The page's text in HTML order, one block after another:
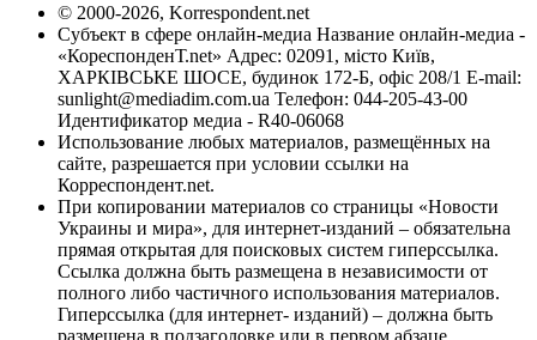
© 2000-2026, Korrespondent.net
Субъект в сфере онлайн-медиа Название онлайн-медиа -
«КореспонденТ.net» Адрес: 02091, місто Київ,
ХАРКІВСЬКЕ ШОСЕ, будинок 172-Б, офіс 208/1 E-mail:
sunlight@mediadim.com.ua Телефон: 044-205-43-00
Идентификатор медиа - R40-06068
Использование любых материалов, размещённых на
сайте, разрешается при условии ссылки на
Корреспондент.net.
При копировании материалов со страницы «Новости
Украины и мира», для интернет-изданий – обязательна
прямая открытая для поисковых систем гиперссылка.
Ссылка должна быть размещена в независимости от
полного либо частичного использования материалов.
Гиперссылка (для интернет- изданий) – должна быть
размещена в подзаголовке или в первом абзаце